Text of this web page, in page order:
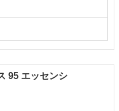
95 エッセンシ